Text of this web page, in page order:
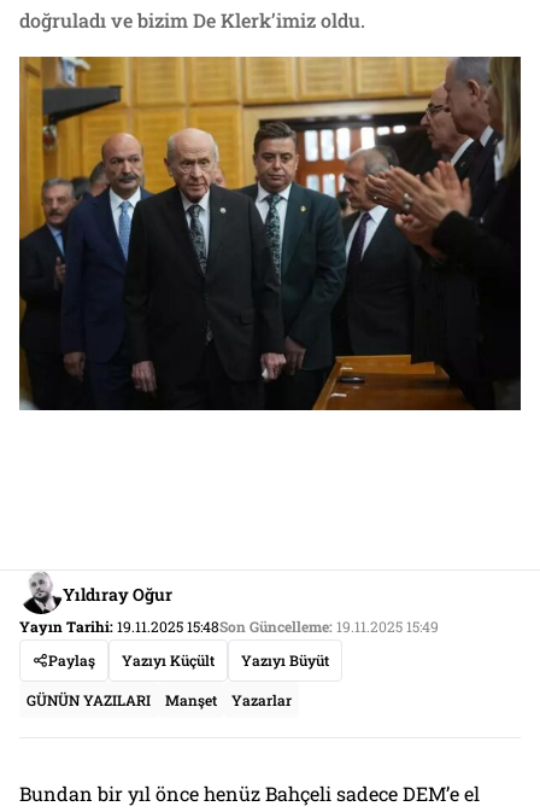
doğruladı ve bizim De Klerk’imiz oldu.
Yıldıray Oğur
Yayın Tarihi:19.11.2025 15:48Son Güncelleme:19.11.2025 15:49
Paylaş
Yazıyı Küçült Yazıyı Büyüt
GÜNÜN YAZILARI Manşet Yazarlar
Bundan bir yıl önce henüz Bahçeli sadece DEM’e el